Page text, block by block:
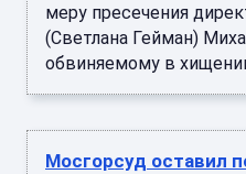
меру пресечения
(Светлана Гейман)
обвиняемому в
Мосгорсуд оставил